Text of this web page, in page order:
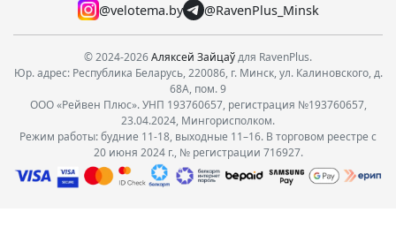
@velotema.by
@RavenPlus_Minsk
© 2024-2026Аляксей Зайцаўдля RavenPlus.
Юр. адрес: Республика Беларусь, 220086, г. Минск, ул. Калиновского, д.
68А, пом. 9
ООО «Рейвен Плюс». УНП 193760657, регистрация №193760657,
23.04.2024, Мингорисполком.
Режим работы: будние 11-18, выходные 11–16. В торговом реестре с
20 июня 2024 г., № регистрации 716927.